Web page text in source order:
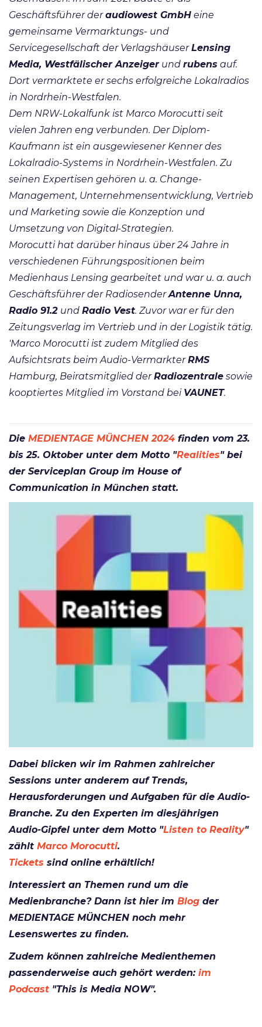
Geschäftsführer deraudiowest GmbH eine
gemeinsame Vermarktungs- und
Servicegesellschaft der VerlagshäuserLensing
Media, Westfälischer Anzeigerund rubens auf.
Dort vermarktete er sechs erfolgreiche Lokalradios
in Nordrhein-Westfalen.
Dem NRW-Lokalfunk ist Marco Morocutti seit
vielen Jahren eng verbunden. Der Diplom-
Kaufmann ist ein ausgewiesener Kenner des
Lokalradio-Systems in Nordrhein-Westfalen. Zu
seinen Expertisen gehören u. a. Change-
Management, Unternehmensentwicklung, Vertrieb
und Marketing sowie die Konzeption und
Umsetzung von Digital-Strategien.
Morocutti hat darüber hinaus über 24 Jahre in
verschiedenen Führungspositionen beim
Medienhaus Lensing gearbeitet und war u. a. auch
Geschäftsführer der RadiosenderAntenne Unna,
Radio 91.2 und Radio Vest. Zuvor war er für den
Zeitungsverlag im Vertrieb und in der Logistik tätig.
'Marco Morocutti ist zudem Mitglied des
Aufsichtsrats beim Audio-VermarkterRMS
Hamburg, Beiratsmitglied derRadiozentrale sowie
kooptiertes Mitglied im Vorstand bei VAUNET.
Die MEDIENTAGE MÜNCHEN 2024 finden vom 23.
bis 25. Oktober unter dem Motto "Realities" bei
der Serviceplan Group im House of
Communication in München statt.
Dabei blicken wir im Rahmen zahlreicher
Sessions unter anderem auf Trends,
Herausforderungen und Aufgaben für die Audio-
Branche. Zu den Experten im diesjährigen
Audio-Gipfel unter dem Motto "Listen to Reality"
zählt Marco Morocutti.
Tickets sind online erhältlich!
Interessiert an Themen rund um die
Medienbranche? Dann ist hier im Blog der
MEDIENTAGE MÜNCHEN noch mehr
Lesenswertes zu finden.
Zudem können zahlreiche Medienthemen
passenderweise auch gehört werden:im
Podcast "This is Media NOW".